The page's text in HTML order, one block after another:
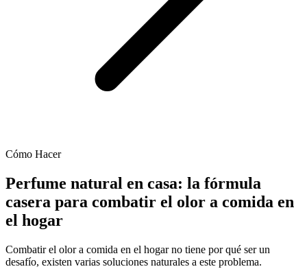
Cómo Hacer
Perfume natural en casa: la fórmula
casera para combatir el olor a comida en
el hogar
Combatir el olor a comida en el hogar no tiene por qué ser un
desafío, existen varias soluciones naturales a este problema.